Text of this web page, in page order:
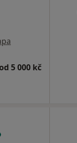
5 000 kč